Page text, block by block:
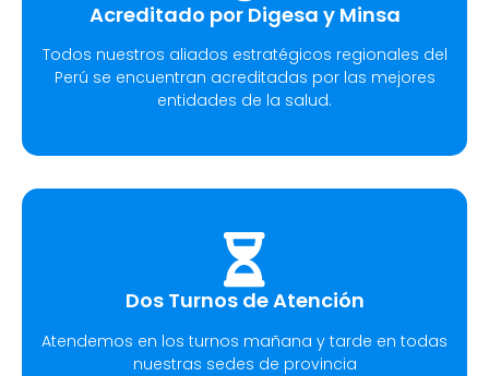
Acreditado por Digesa y Minsa
Todos nuestros aliados estratégicos regionales del
Perú se encuentran acreditadas por las mejores
entidades de la salud.
Dos Turnos de Atención
Atendemos en los turnos mañana y tarde en todas
nuestras sedes de provincia